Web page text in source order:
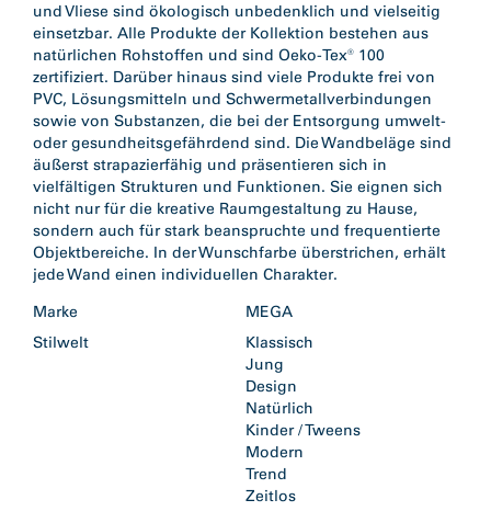
und Vliese sind ökologisch unbedenklich und vielseitig
einsetzbar. Alle Produkte der Kollektion bestehen aus
natürlichen Rohstoffen und sind Oeko-Tex® 100
zertifiziert. Darüber hinaus sind viele Produkte frei von
PVC, Lösungsmitteln und Schwermetallverbindungen
sowie von Substanzen, die bei der Entsorgung umwelt-
oder gesundheitsgefährdend sind. Die Wandbeläge sind
äußerst strapazierfähig und präsentieren sich in
vielfältigen Strukturen und Funktionen. Sie eignen sich
nicht nur für die kreative Raumgestaltung zu Hause,
sondern auch für stark beanspruchte und frequentierte
Objektbereiche. In der Wunschfarbe überstrichen, erhält
jede Wand einen individuellen Charakter.
Marke
MEGA
Stilwelt
Klassisch
Jung
Design
Natürlich
Kinder / Tweens
Modern
Trend
Zeitlos